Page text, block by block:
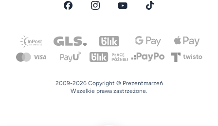
2009-2026 Copyright © Prezentmarzeń
Wszelkie prawa zastrzeżone.